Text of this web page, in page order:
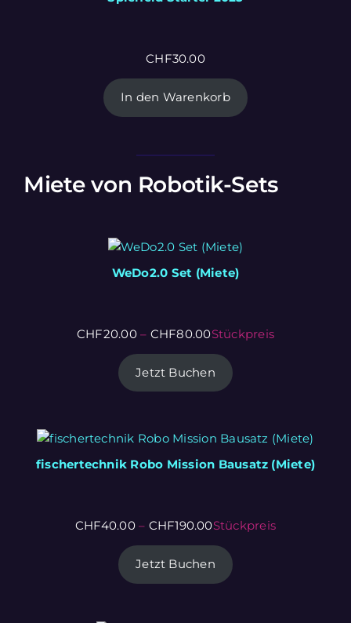
CHF30.00
In den Warenkorb
Miete von Robotik-Sets
WeDo2.0 Set (Miete)
CHF20.00– CHF80.00Stückpreis
Jetzt Buchen
fischertechnik Robo Mission Bausatz (Miete)
CHF40.00– CHF190.00Stückpreis
Jetzt Buchen